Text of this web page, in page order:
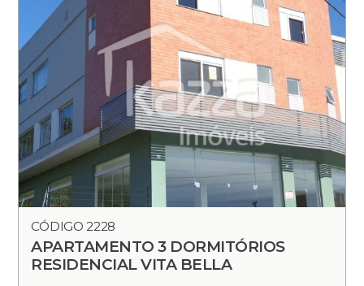
CÓDIGO 2228
APARTAMENTO 3 DORMITÓRIOS
RESIDENCIAL VITA BELLA